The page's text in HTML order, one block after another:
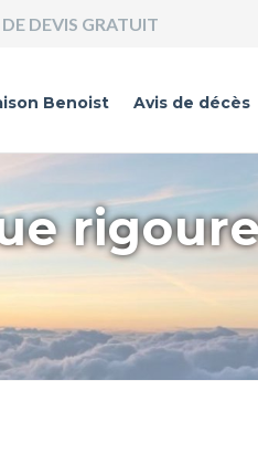
DEVIS GRATUIT
Benoist Avis de décès